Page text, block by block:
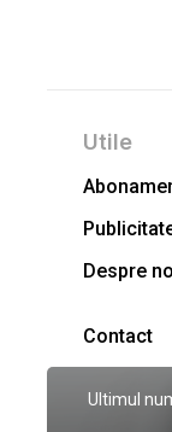
Utile
Despre
Contact
Ultimul